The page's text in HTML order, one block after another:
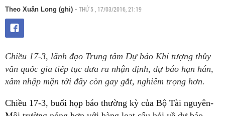
Theo Xuân Long (ghi) - THỨ 5 , 17/03/2016, 21:19
Chiều 17-3, lãnh đạo Trung tâm Dự báo Khí tượng thủy
văn quốc gia tiếp tục đưa ra nhận định, dự báo hạn hán,
xâm nhập mặn tới đây còn gay gắt, nghiêm trọng hơn.
Chiều 17-3, buổi họp báo thường kỳ của Bộ Tài nguyên-